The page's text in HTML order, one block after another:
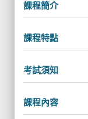
課程簡介
課程特點
考試須知
課程內容